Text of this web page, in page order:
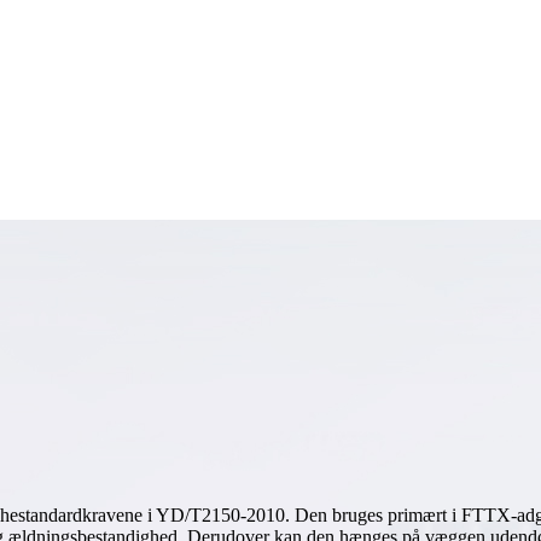
i YD/T2150-2010. Den bruges primært i FTTX-